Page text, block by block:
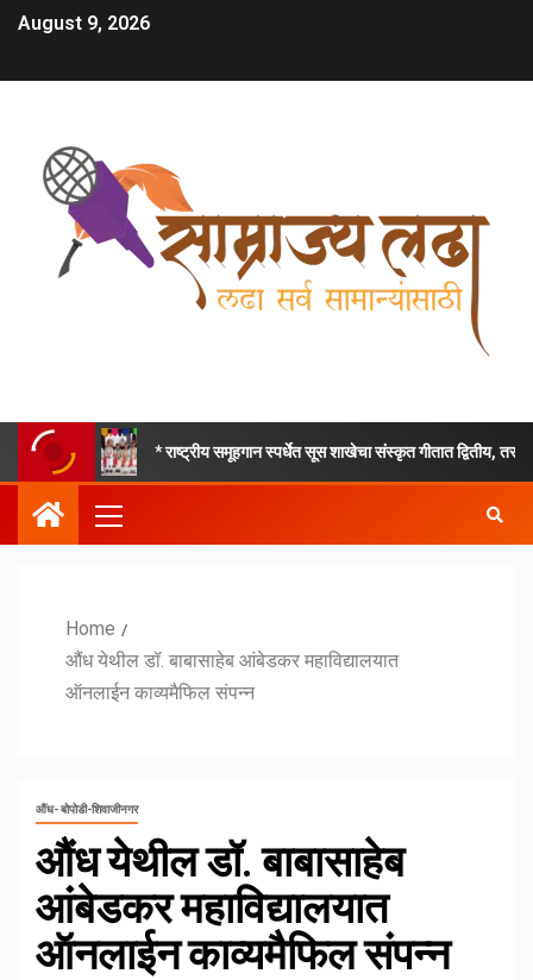
August 9, 2026
* राष्ट्रीय समूहगान स्पर्धेत सूस शाखेचा संस्कृत गीतात द्वितीय, तर हिंदी देशभक्तिपर
Home
औंध येथील डॉ. बाबासाहेब आंबेडकर महाविद्यालयात
ऑनलाईन काव्यमैफिल संपन्न
औंध- बोपोडी-शिवाजीनगर
औंध येथील डॉ. बाबासाहेब
आंबेडकर महाविद्यालयात
ऑनलाईन काव्यमैफिल संपन्न